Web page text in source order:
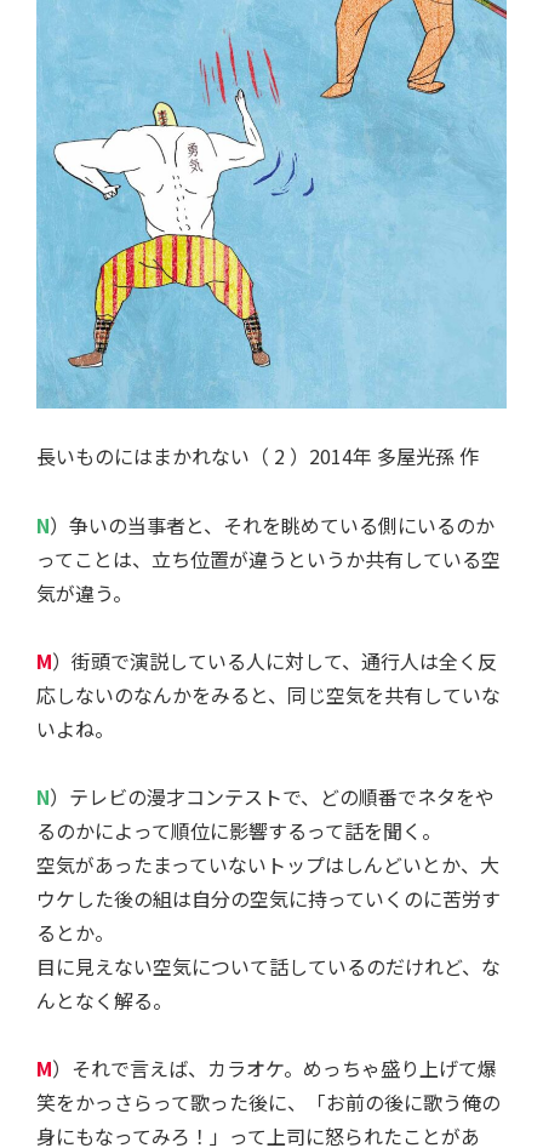
長いものにはまかれない（ 2 ）2014年 多屋光孫 作
N）争いの当事者と、それを眺めている側にいるのか
ってことは、立ち位置が違うというか共有している空
気が違う。
M）街頭で演説している人に対して、通行人は全く反
応しないのなんかをみると、同じ空気を共有していな
いよね。
N）テレビの漫才コンテストで、どの順番でネタをや
るのかによって順位に影響するって話を聞く。
空気があったまっていないトップはしんどいとか、大
ウケした後の組は自分の空気に持っていくのに苦労す
るとか。
目に見えない空気について話しているのだけれど、な
んとなく解る。
M）それで言えば、カラオケ。めっちゃ盛り上げて爆
笑をかっさらって歌った後に、「お前の後に歌う俺の
身にもなってみろ！」って上司に怒られたことがあ